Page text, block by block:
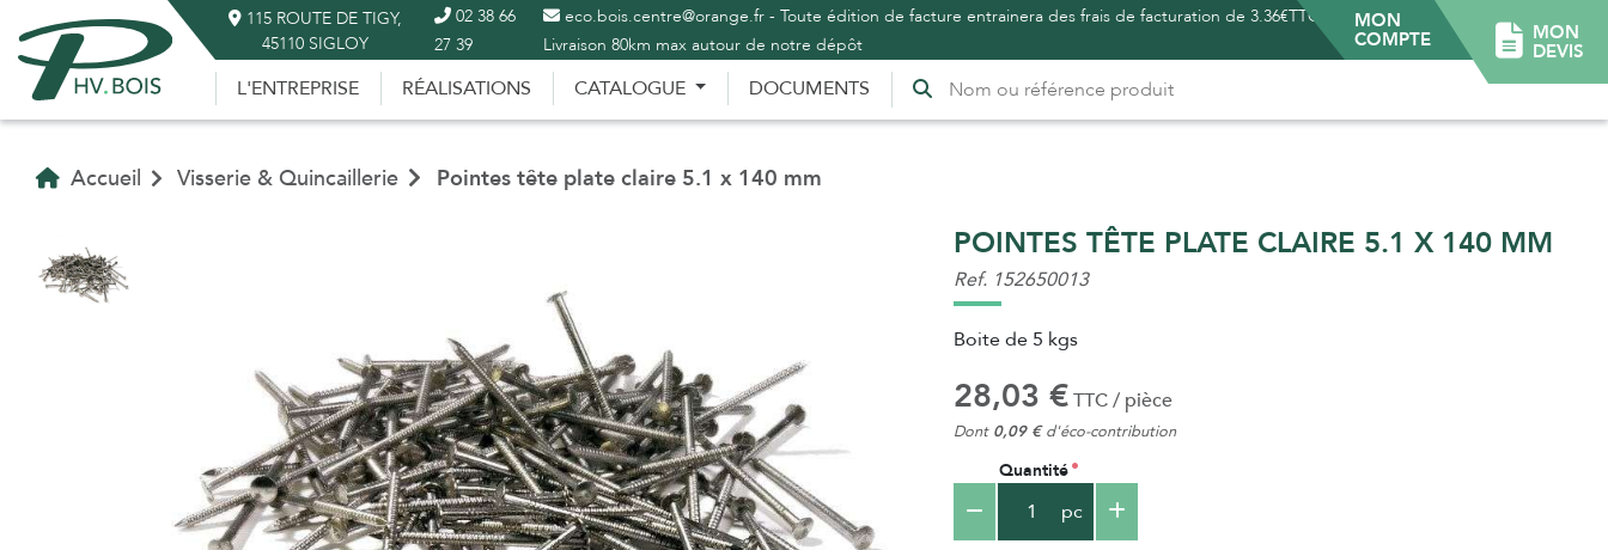
115 ROUTE DE TIGY,
45110 SIGLOY
02 38 66
27 39
eco.bois.centre@orange.fr - Toute édition de facture entrainera des frais de facturation de 3.36€TTC -
Livraison 80km max autour de notre dépôt
MON
COMPTE
MON
DEVIS
L'ENTREPRISE RÉALISATIONS CATALOGUE DOCUMENTS
Accueil Visserie & Quincaillerie Pointes tête plate claire 5.1 x 140 mm
POINTES TÊTE PLATE CLAIRE 5.1 X 140 MM
Ref. 152650013
Boite de 5 kgs
28,03 € TTC / pièce
Dont 0,09 €d'éco-contribution
Quantité
pc